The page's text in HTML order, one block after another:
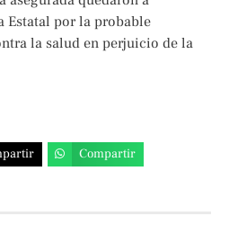
Estatal por la probable
la salud en perjuicio de la
Compartir